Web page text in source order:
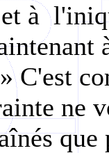
à
C'est
ne